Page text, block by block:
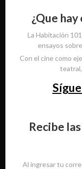
¿Que
La Habitación
ensayos
Con el cine como
Recibe
Al ingresar tu